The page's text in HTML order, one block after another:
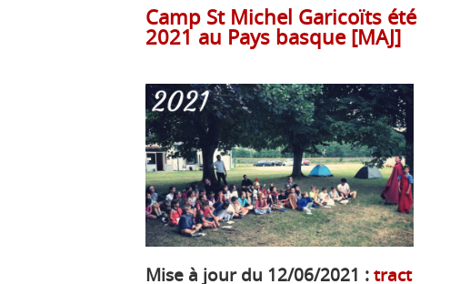
Camp St Michel Garicoïts été
2021 au Pays basque [MAJ]
Mise à jour du 12/06/2021 : tract